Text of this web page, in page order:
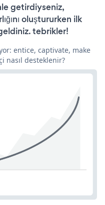
getirdiyseniz,
oluştururken ilk
tebrikler!
entice, captivate, make
nasıl desteklenir?